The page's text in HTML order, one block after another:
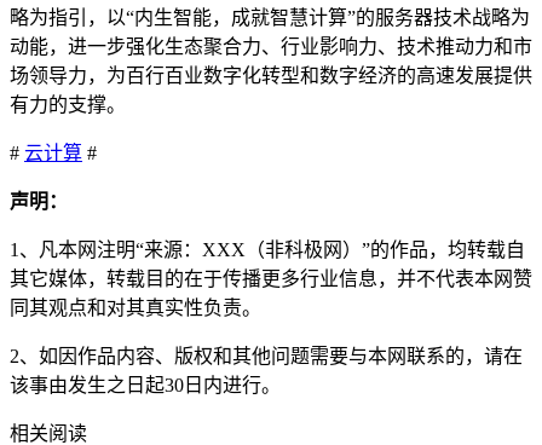
略为指引，以“内生智能，成就智慧计算”的服务器技术战略为
动能，进一步强化生态聚合力、行业影响力、技术推动力和市
场领导力，为百行百业数字化转型和数字经济的高速发展提供
有力的支撑。
# 云计算 #
声明：
1、凡本网注明“来源：XXX（非科极网）”的作品，均转载自
其它媒体，转载目的在于传播更多行业信息，并不代表本网赞
同其观点和对其真实性负责。
2、如因作品内容、版权和其他问题需要与本网联系的，请在
该事由发生之日起30日内进行。
相关阅读